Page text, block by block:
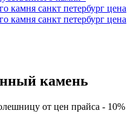
камня санкт петербург цена
камень
от цен прайса - 10%